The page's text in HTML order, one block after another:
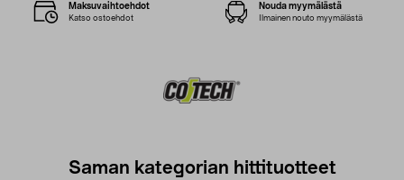
Maksuvaihtoehdot
Katso ostoehdot
Nouda myymälästä
Ilmainen nouto myymälästä
Saman kategorian hittituotteet